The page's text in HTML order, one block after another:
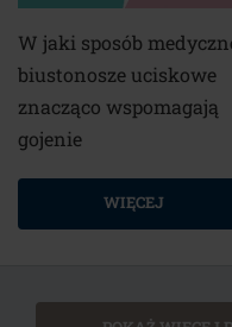
W jaki sposób
biustonosze uciskowe
znacząco wspomagają
gojenie
WIĘCEJ